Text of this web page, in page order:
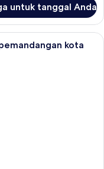
untuk tanggal Anda
minibar, brankas,
kota